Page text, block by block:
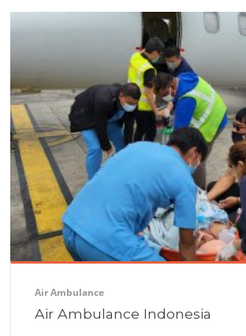
Air Ambulance
Air Ambulance Indonesia